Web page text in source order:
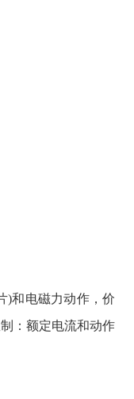
)和电磁力动作，价
：额定电流和动作